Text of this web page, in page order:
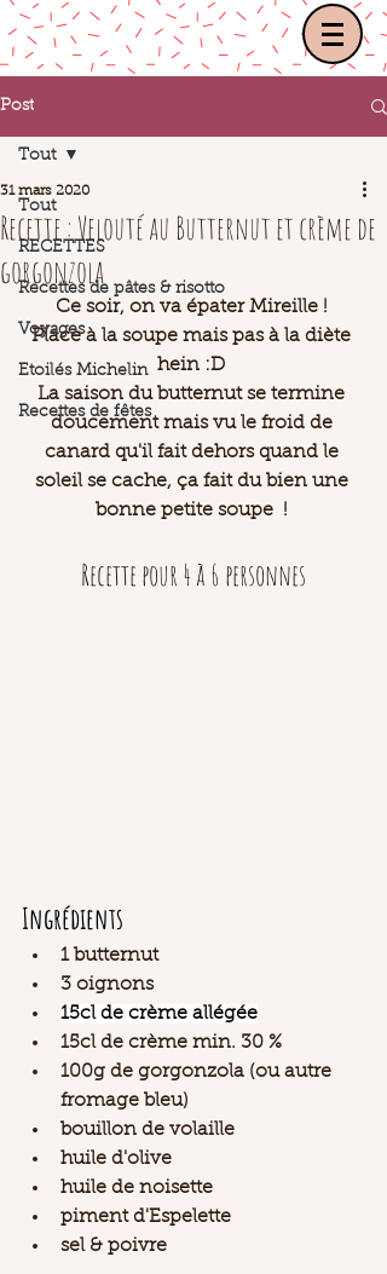
Post
Tout
RECETTES
Recettes de pâtes & risotto
Voyages
Etoilés Michelin
Recettes de fêtes
Tout
Recette : Velouté au Butternut et crème de
gorgonzola
31 mars 2020
Ce soir, on va épater Mireille !
Place à la soupe mais pas à la diète
hein :D
La saison du butternut se termine
doucement mais vu le froid de
canard qu'il fait dehors quand le
soleil se cache, ça fait du bien une
bonne petite soupe  !
Recette pour 4 à 6 personnes
Ingrédients
1 butternut
3 oignons
15cl de crème allégée
15cl de crème min. 30 %
100g de gorgonzola (ou autre
fromage bleu)
bouillon de volaille
huile d'olive
huile de noisette
piment d'Espelette
sel & poivre